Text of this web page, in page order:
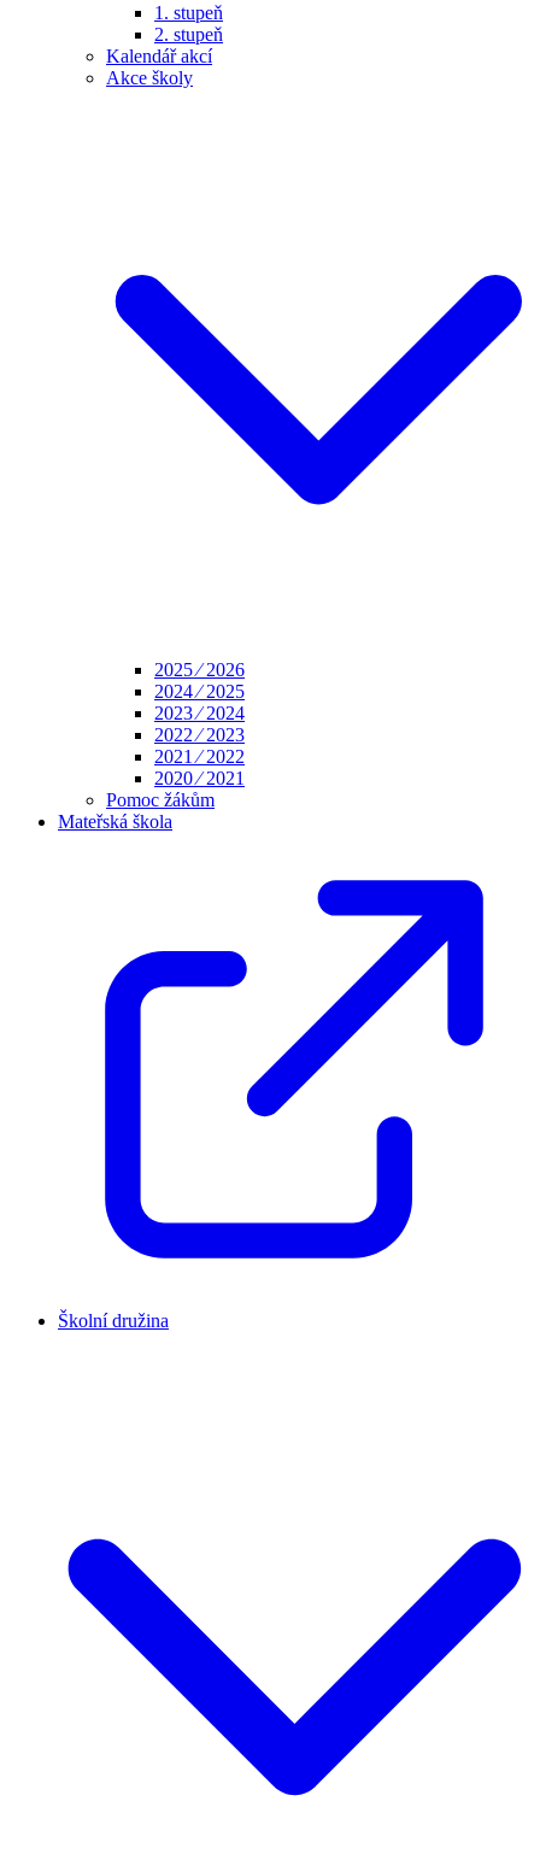
1. stupeň
2. stupeň
Kalendář akcí
Akce školy
2025 ⁄ 2026
2024 ⁄ 2025
2023 ⁄ 2024
2022 ⁄ 2023
2021 ⁄ 2022
2020 ⁄ 2021
Pomoc žákům
Mateřská škola
Školní družina